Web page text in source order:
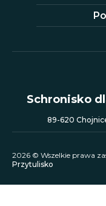
Schronisko
89-620
2026 © Wszelkie prawa
Przytulisko